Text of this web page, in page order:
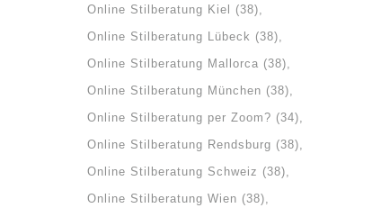
Online Stilberatung Kiel (38)
Online Stilberatung Lübeck (38)
Online Stilberatung Mallorca (38)
Online Stilberatung München (38)
Online Stilberatung per Zoom? (34)
Online Stilberatung Rendsburg (38)
Online Stilberatung Schweiz (38)
Online Stilberatung Wien (38)